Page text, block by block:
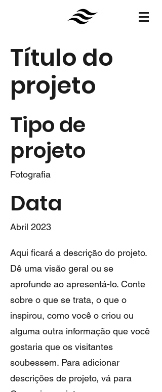
Título do
projeto
Tipo de
projeto
Fotografia
Data
Abril 2023
Aqui ficará a descrição do projeto.
Dê uma visão geral ou se
aprofunde ao apresentá-lo. Conte
sobre o que se trata, o que o
inspirou, como você o criou ou
alguma outra informação que você
gostaria que os visitantes
soubessem. Para adicionar
descrições de projeto, vá para